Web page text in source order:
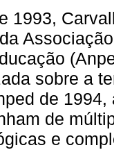
1993,
sobre a
de
de
e